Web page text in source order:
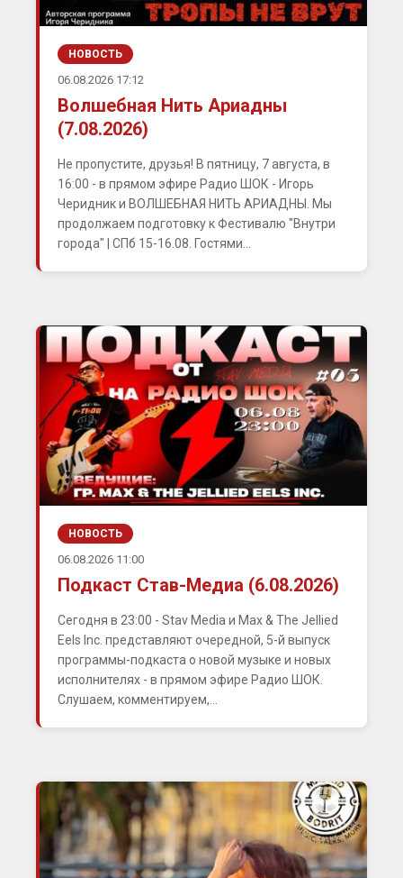
НОВОСТЬ
06.08.2026 17:12
Волшебная Нить Ариадны
(7.08.2026)
Не пропустите, друзья! В пятницу, 7 августа, в
16:00 - в прямом эфире Радио ШОК - Игорь
Черидник и ВОЛШЕБНАЯ НИТЬ АРИАДНЫ. Мы
продолжаем подготовку к Фестивалю "Внутри
города" | СПб 15-16.08. Гостями...
НОВОСТЬ
06.08.2026 11:00
Подкаст Став-Медиа (6.08.2026)
Сегодня в 23:00 - Stav Media и Max & The Jellied
Eels Inc. представляют очередной, 5-й выпуск
программы-подкаста о новой музыке и новых
исполнителях - в прямом эфире Радио ШОК.
Слушаем, комментируем,...